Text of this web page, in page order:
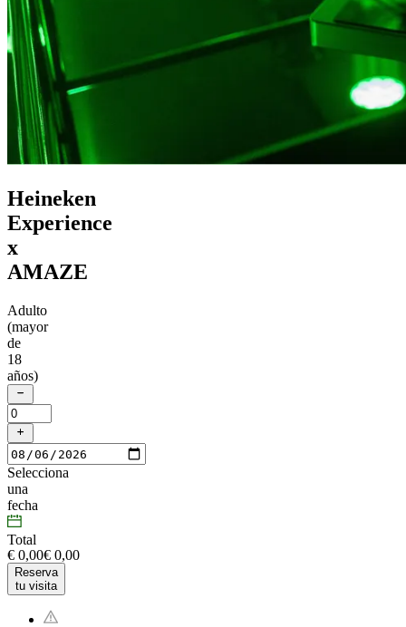
Heineken
Experience
x
AMAZE
Adulto
(mayor
de
18
años)
Selecciona
una
fecha
Total
€ 0,00€ 0,00
Reserva
tu visita